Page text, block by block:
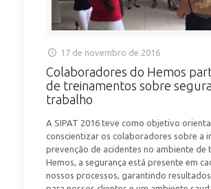
17 de novembro de 2016
Colaboradores do Hemos
de treinamentos sobre
trabalho
A SIPAT 2016 teve como objetivo
conscientizar os colaboradores sobre a
prevenção de acidentes no ambiente de
Hemos, a segurança está presente em
nossos processos, garantindo